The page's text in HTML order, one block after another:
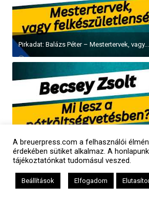
Pirkadat: Balázs Péter – Mestertervek, vagy...
Pirkadat: Becsey Zsolt – Mi lesz a
A breuerpress.com a felhasználói
érdekében sütiket alkalmaz. A
tájékoztatónkat tudomásul veszed.
Beállítások Elfogadom